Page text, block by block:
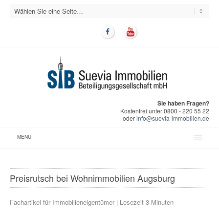
Sie haben Fragen?
Kostenfrei unter 0800 - 220 55 22
oderinfo@suevia-immobilien.de
MENU
Preisrutsch bei Wohnimmobilien Augsburg
Fachartikel für Immobilieneigentümer | Lesezeit 3 Minuten